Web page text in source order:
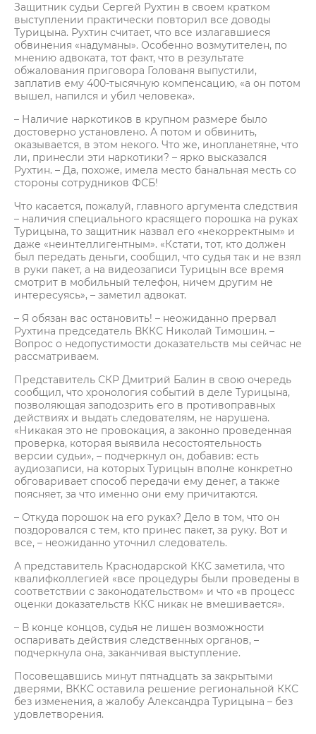
Защитник судьи Сергей Рухтин в своем кратком
выступлении практически повторил все доводы
Турицына. Рухтин считает, что все излагавшиеся
обвинения «надуманы». Особенно возмутителен, по
мнению адвоката, тот факт, что в результате
обжалования приговора Голованя выпустили,
заплатив ему 400-тысячную компенсацию, «а он потом
вышел, напился и убил человека».
– Наличие наркотиков в крупном размере было
достоверно установлено. А потом и обвинить,
оказывается, в этом некого. Что же, инопланетяне, что
ли, принесли эти наркотики? – ярко высказался
Рухтин. – Да, похоже, имела место банальная месть со
стороны сотрудников ФСБ!
Что касается, пожалуй, главного аргумента следствия
– наличия специального красящего порошка на руках
Турицына, то защитник назвал его «некорректным» и
даже «неинтеллигентным». «Кстати, тот, кто должен
был передать деньги, сообщил, что судья так и не взял
в руки пакет, а на видеозаписи Турицын все время
смотрит в мобильный телефон, ничем другим не
интересуясь», – заметил адвокат.
– Я обязан вас остановить! – неожиданно прервал
Рухтина председатель ВККС Николай Тимошин. –
Вопрос о недопустимости доказательств мы сейчас не
рассматриваем.
Представитель СКР Дмитрий Балин в свою очередь
сообщил, что хронология событий в деле Турицына,
позволяющая заподозрить его в противоправных
действиях и выдать следователям, не нарушена.
«Никакая это не провокация, а законно проведенная
проверка, которая выявила несостоятельность
версии судьи», – подчеркнул он, добавив: есть
аудиозаписи, на которых Турицын вполне конкретно
обговаривает способ передачи ему денег, а также
поясняет, за что именно они ему причитаются.
– Откуда порошок на его руках? Дело в том, что он
поздоровался с тем, кто принес пакет, за руку. Вот и
все, – неожиданно уточнил следователь.
А представитель Краснодарской ККС заметила, что
квалифколлегией «все процедуры были проведены в
соответствии с законодательством» и что «в процесс
оценки доказательств ККС никак не вмешивается».
– В конце концов, судья не лишен возможности
оспаривать действия следственных органов, –
подчеркнула она, заканчивая выступление.
Посовещавшись минут пятнадцать за закрытыми
дверями, ВККС оставила решение региональной ККС
без изменения, а жалобу Александра Турицына – без
удовлетворения.